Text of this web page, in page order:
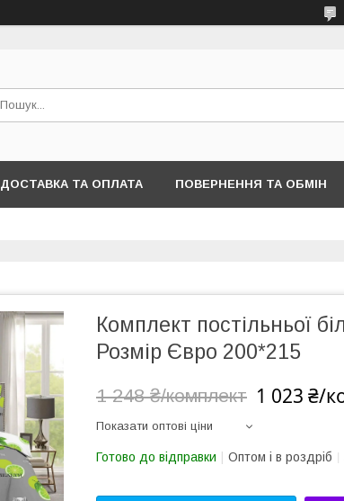
ДОСТАВКА ТА ОПЛАТА ПОВЕРНЕННЯ ТА ОБМІН
Комплект постільньої
Розмір Євро 200*215
1 248 ₴/комплект 1 023 ₴/
Показати оптові ціни
Готово до відправки Оптом і в роздріб